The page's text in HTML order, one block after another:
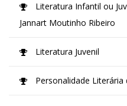
Literatura Infantil ou
Jannart Moutinho Ribeiro
Literatura Juvenil
Personalidade Literária